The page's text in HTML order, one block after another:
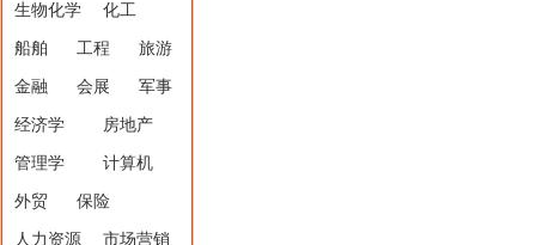
生物化学 化工
船舶 工程 旅游
金融 会展 军事
经济学 房地产
管理学 计算机
外贸 保险
人力资源 市场营销